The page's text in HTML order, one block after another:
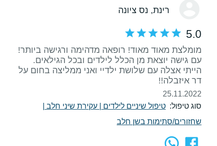
רינת, נס ציונה
5.0
מומלצת מאוד מאוד! רופאה מדהימה ורגישה ביותר!
עם גישה יוצאת מן הכלל לילדים ובכל הגילאים.
הייתי אצלה עם שלושת ילדיי ואני ממליצה בחום על
דר איזבלה!!
25.11.2022
סוג טיפול: טיפול שיניים לילדים עקירת שיני חלב
שחזורים/סתימות בשן חלב